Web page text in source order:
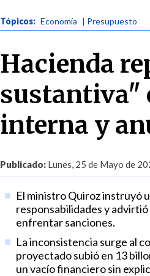
Tópicos: Economía | Presupuesto
Hacienda
sustantiva"
interna y
Publicado: Lunes, 25 de Mayo de
El ministro Quiroz instruyó
responsabilidades y
enfrentar sanciones.
La inconsistencia surge al
proyectado subió en 13
un vacío financiero sin